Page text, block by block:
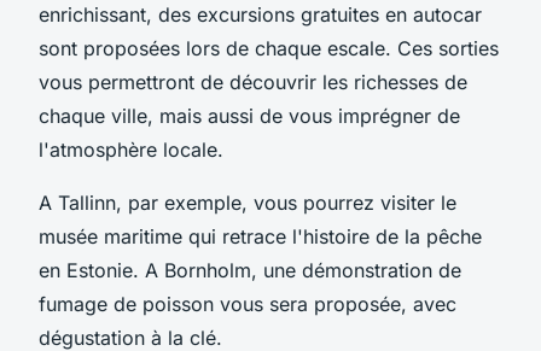
enrichissant, des excursions gratuites en autocar
sont proposées lors de chaque escale. Ces sorties
vous permettront de découvrir les richesses de
chaque ville, mais aussi de vous imprégner de
l'atmosphère locale.
A Tallinn, par exemple, vous pourrez visiter le
musée maritime qui retrace l'histoire de la pêche
en Estonie. A Bornholm, une démonstration de
fumage de poisson vous sera proposée, avec
dégustation à la clé.